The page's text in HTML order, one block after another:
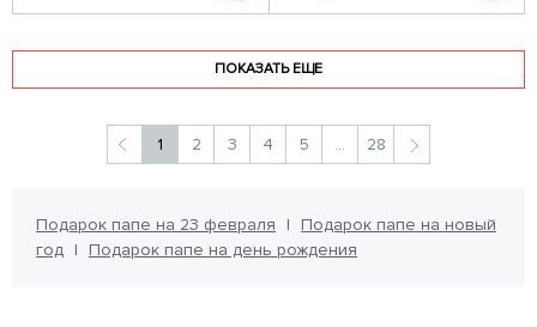
ПОКАЗАТЬ ЕЩЕ
1 2 3 4 5 ... 28
Подарок папе на 23 февраля
Подарок папе на новый
год
Подарок папе на день рождения